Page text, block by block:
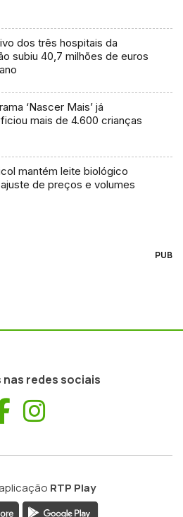
dos três hospitais da
subiu 40,7 milhões de euros
‘Nascer Mais’ já
mais de 4.600 crianças
mantém leite biológico
de preços e volumes
PUB
redes sociais
Facebook
RTP Play